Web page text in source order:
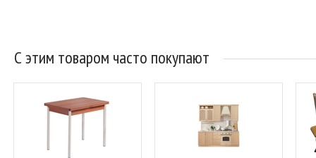
С этим товаром часто покупают